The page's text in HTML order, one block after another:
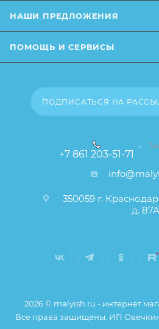
незначительные изменения в
свойства товара), при этом
НАШИ ПРЕДЛОЖЕНИЯ
ПОМОЩЬ И СЕРВИСЫ
ПОДПИСАТЬСЯ НА
+7 861 203-51-71
350059 г.
д. 87А
2026 © malyish.ru - интернет
Все права защищены. ИП